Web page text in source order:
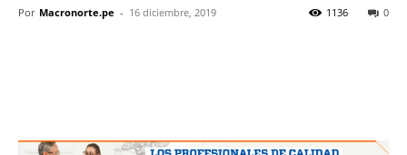
Por Macronorte.pe - 16 diciembre, 2019 0
1136